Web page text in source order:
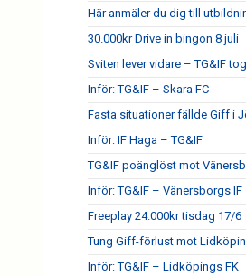
Här anmäler du dig till
30.000kr Drive in bingon 8 juli
Sviten lever vidare – TG&IF
Inför: TG&IF – Skara FC
Fasta situationer fällde Giff i
Inför: IF Haga – TG&IF
TG&IF poänglöst mot
Inför: TG&IF – Vänersborgs IF
Freeplay 24.000kr tisdag 17/6
Tung Giff-förlust mot
Inför: TG&IF – Lidköpings FK